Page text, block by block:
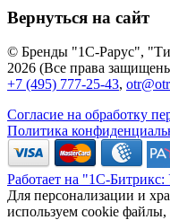
Вернуться на сайт
© Бренды "1С-Рарус",
2026 (Все права
+7 (495) 777-25-43,
Согласие на обработку
Политика
Работает на "1С-
Для персонализации и
используем cookie